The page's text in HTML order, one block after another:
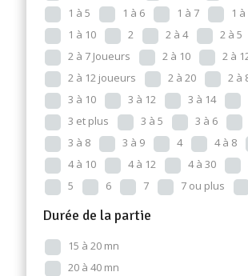
1 à 5
1 à 6 1 à 7
1
1 à 10
2 2 à 4 2 à 5
2 à 7 Joueurs
2 à 10
2 à
2 à 12 joueurs
2 à 20 2 à
3 à 10
3 à 12 3 à 14
3 et plus
3 à 5 3 à 6
3 à 8
3 à 9 4 4 à 8
4 à 10
4 à 12 4 à 30
5
6 7 7 ou plus
Durée de la partie
15 à 20 mn
20 à 40 mn